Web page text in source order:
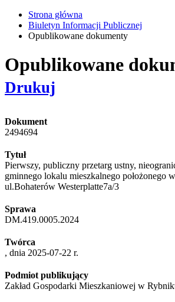
Strona główna
Biuletyn Informacji Publicznej
Opublikowane dokumenty
Opublikowane
Drukuj
Dokument
2494694
Tytuł
Pierwszy, publiczny przetarg ustny,
gminnego lokalu mieszkalnego położonego
ul.Bohaterów Westerplatte7a/3
Sprawa
DM.419.0005.2024
Twórca
, dnia 2025-07-22 r.
Podmiot publikujący
Zakład Gospodarki Mieszkaniowej w